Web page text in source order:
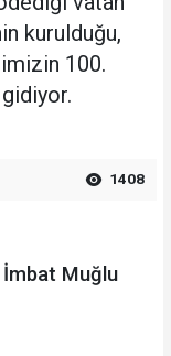
kurulduğu,
100.
1408
İmbat Muğlu